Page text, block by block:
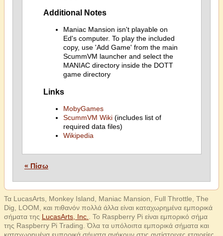
Additional Notes
Maniac Mansion isn't playable on
Ed's computer. To play the included
copy, use 'Add Game' from the main
ScummVM launcher and select the
MANIAC directory inside the DOTT
game directory
Links
MobyGames
ScummVM Wiki(includes list of
required data files)
Wikipedia
« Πίσω
Τα LucasArts, Monkey Island, Maniac Mansion, Full Throttle, The
Dig, LOOM, και πιθανόν πολλά άλλα είναι καταχωρημένα εμπορικά
σήματα της LucasArts, Inc.
. Το Raspberry Pi είναι εμπορικό σήμα
της Raspberry Pi Trading. Όλα τα υπόλοιπα εμπορικά σήματα και